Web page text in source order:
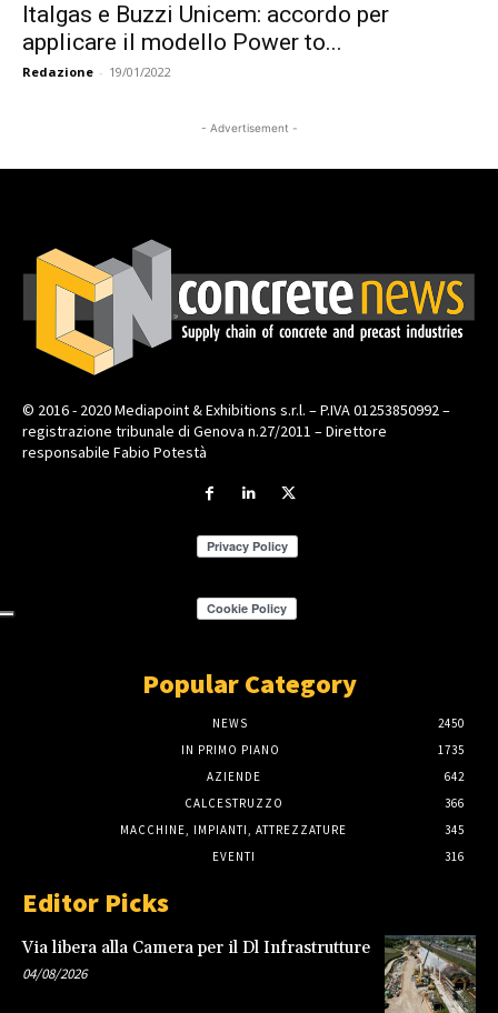
Italgas e Buzzi Unicem: accordo per
applicare il modello Power to...
Redazione - 19/01/2022
- Advertisement -
© 2016 - 2020 Mediapoint & Exhibitions s.r.l. – P.IVA 01253850992 –
registrazione tribunale di Genova n.27/2011 – Direttore
responsabile Fabio Potestà
Popular Category
NEWS
2450
IN PRIMO PIANO
1735
AZIENDE
642
CALCESTRUZZO
366
MACCHINE, IMPIANTI, ATTREZZATURE
345
EVENTI
316
Editor Picks
Via libera alla Camera per il Dl Infrastrutture
04/08/2026